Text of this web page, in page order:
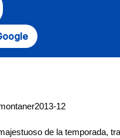
de la temporada,